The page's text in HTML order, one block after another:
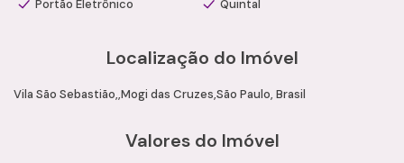
Portão Eletrônico Quintal
Localização do Imóvel
Vila São Sebastião Mogi das Cruzes São Paulo, Brasil
Valores do Imóvel